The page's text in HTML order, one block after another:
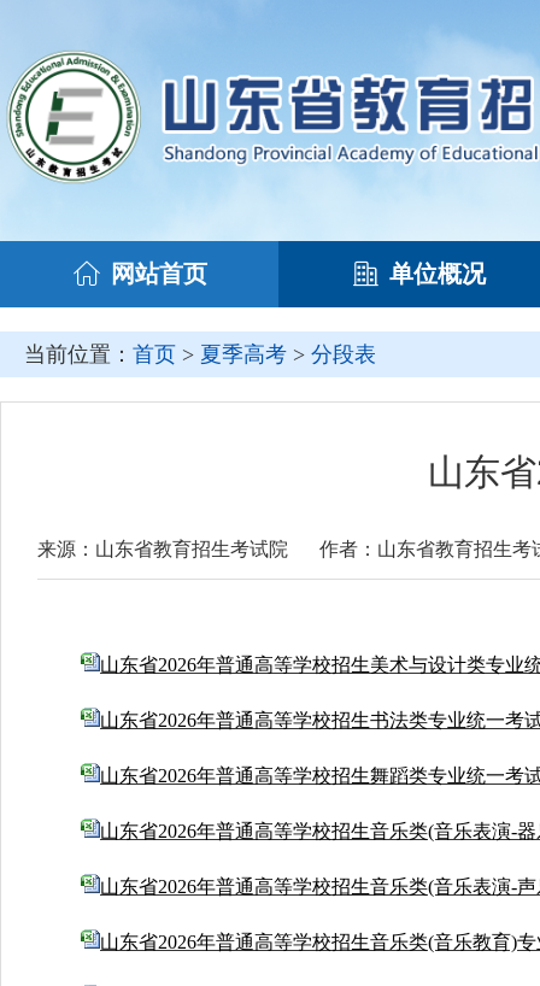
网站首页 单位概况
当前位置： 首页 > 夏季高考 > 分段表
山东
来源：山东省教育招生考试院 作者：山东省教育招生考
山东省2026年普通高等学校招生美术与设计类专业
山东省2026年普通高等学校招生书法类专业统一考
山东省2026年普通高等学校招生舞蹈类专业统一考
山东省2026年普通高等学校招生音乐类(音乐表演-
山东省2026年普通高等学校招生音乐类(音乐表演-
山东省2026年普通高等学校招生音乐类(音乐教育)